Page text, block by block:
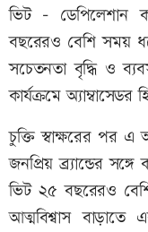
ভিট - ডেপিলেশান
বছরেরও বেশি সময়
সচেতনতা বৃদ্ধি ও
কার্যক্রমে
চুক্তি স্বাক্ষরের পর এ
জনপ্রিয় ব্র্যান্ডের
ভিট ২৫ বছরেরও
আত্মবিশ্বাস